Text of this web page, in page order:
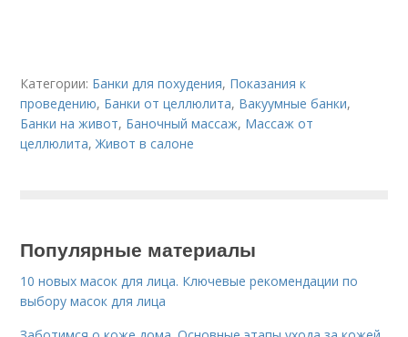
Категории: Банки для похудения, Показания к
проведению, Банки от целлюлита, Вакуумные банки,
Банки на живот, Баночный массаж, Массаж от
целлюлита,Живот в салоне
Популярные материалы
10 новых масок для лица. Ключевые рекомендации по
выбору масок для лица